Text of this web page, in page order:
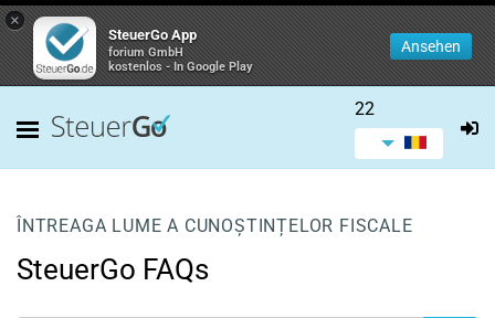
×
SteuerGo App
forium GmbH
kostenlos - In Google Play
Ansehen
22
ÎNTREAGA LUME A CUNOȘTINȚELOR FISCALE
SteuerGo FAQs